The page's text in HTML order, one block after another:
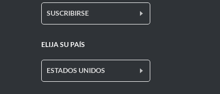
SUSCRIBIRSE
ELIJA SU PAÍS
ESTADOS UNIDOS